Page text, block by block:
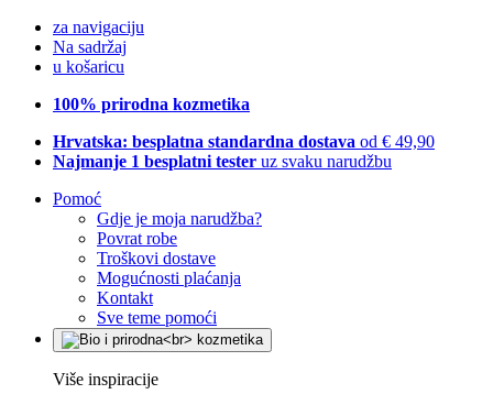
za navigaciju
Na sadržaj
u košaricu
100% prirodna kozmetika
Hrvatska: besplatna standardna dostava od € 49,90
Najmanje 1 besplatni tester uz svaku narudžbu
Pomoć
Gdje je moja narudžba?
Povrat robe
Troškovi dostave
Mogućnosti plaćanja
Kontakt
Sve teme pomoći
Više inspiracije